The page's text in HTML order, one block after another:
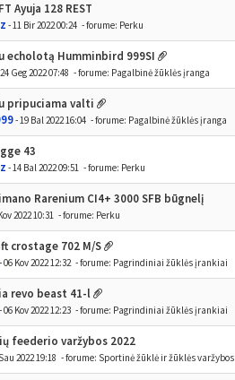
Ayuja 128 REST
- 11 Bir 2022 00:24 - forume: Perku
echolotą Humminbird 999SI
Geg 2022 07:48 - forume: Pagalbinė žūklės įranga
pripuciama valti
- 19 Bal 2022 16:04 - forume: Pagalbinė žūklės įranga
43
- 14 Bal 2022 09:51 - forume: Perku
Rarenium CI4+ 3000 SFB būgnelį
2022 10:31 - forume: Perku
crostage 702 M/S
- 06 Kov 2022 12:32 - forume: Pagrindiniai žūklės įrankiai
revo beast 41-l
- 06 Kov 2022 12:23 - forume: Pagrindiniai žūklės įrankiai
feederio varžybos 2022
2022 19:18 - forume: Sportinė žūklė ir žūklės varžybos